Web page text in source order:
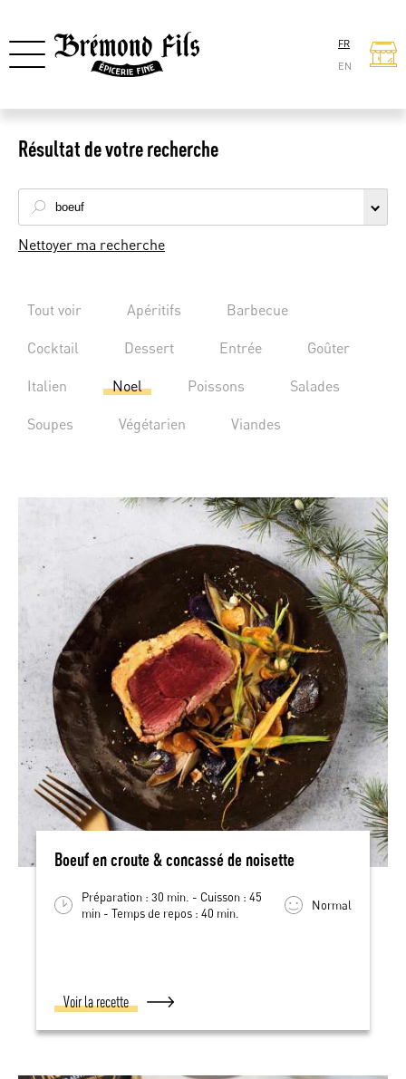
FR
EN
Résultat de votre recherche
Nettoyer ma recherche
Tout voir Apéritifs Barbecue
Cocktail Dessert Entrée Goûter
Italien Noel Poissons Salades
Soupes Végétarien Viandes
Boeuf en croute & concassé de noisette
Préparation : 30 min. - Cuisson : 45
min - Temps de repos : 40 min.
Normal
Voir la recette